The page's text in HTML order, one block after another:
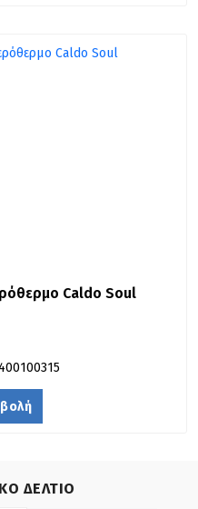
Caldo Soul
ΔΕΛΤΙΟ